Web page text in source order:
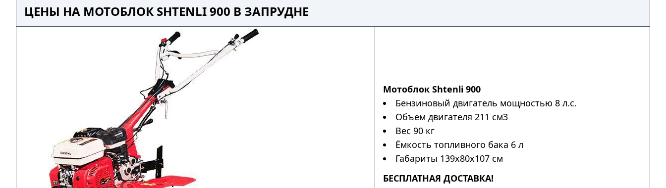
ЦЕНЫ НА МОТОБЛОК SHTENLI 900 В ЗАПРУДНЕ
Мотоблок Shtenli 900
Бензиновый двигатель мощностью 8 л.с.
Объем двигателя 211 см3
Вес 90 кг
Ёмкость топливного бака 6 л
Габариты 139x80x107 см
БЕСПЛАТНАЯ ДОСТАВКА!